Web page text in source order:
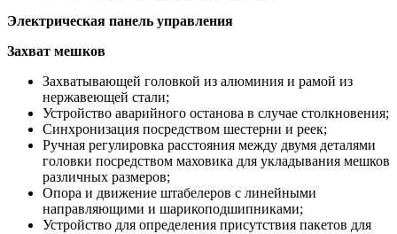
Электрическая панель управления
Захват мешков
Захватывающей головкой из алюминия и рамой из
нержавеющей стали;
Устройство аварийного останова в случае столкновения;
Синхронизация посредством шестерни и реек;
Ручная регулировка расстояния между двумя деталями
головки посредством маховика для укладывания мешков
различных размеров;
Опора и движение штабелеров с линейными
направляющими и шарикоподшипниками;
Устройство для определения присутствия пакетов для